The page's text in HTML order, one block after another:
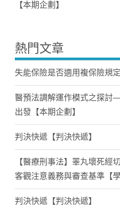
【本期企劃】
熱門文章
失能保險是否適用複保險規
醫預法調解運作模式之探討
出發【本期企劃】
判決快遞【判決快遞】
【醫療刑事法】睪丸壞死經
客觀注意義務與審查基準【
判決快遞【判決快遞】